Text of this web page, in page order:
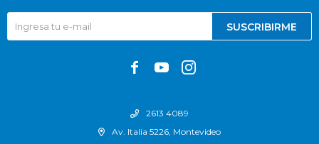
2613 4089
Av. Italia 5226, Montevideo
SUSCRIBIRME
  